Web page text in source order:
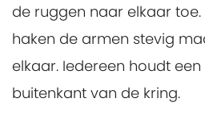
de ruggen naar elkaar
haken de armen stevig
elkaar. Iedereen houdt
buitenkant van de kring.